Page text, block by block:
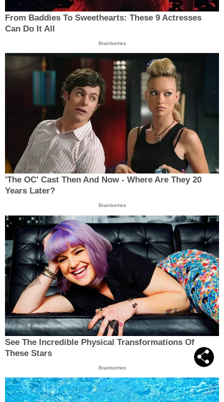
From Baddies To Sweethearts: These 9 Actresses
Can Do It All
Brainberries
'The OC' Cast Then And Now - Where Are They 20
Years Later?
Brainberries
See The Incredible Physical Transformations Of
These Stars
Brainberries